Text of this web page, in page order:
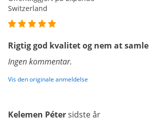
Switzerland
Rigtig god kvalitet og nem at samle
Ingen kommentar.
Vis den originale anmeldelse
Kelemen Pétersidste år